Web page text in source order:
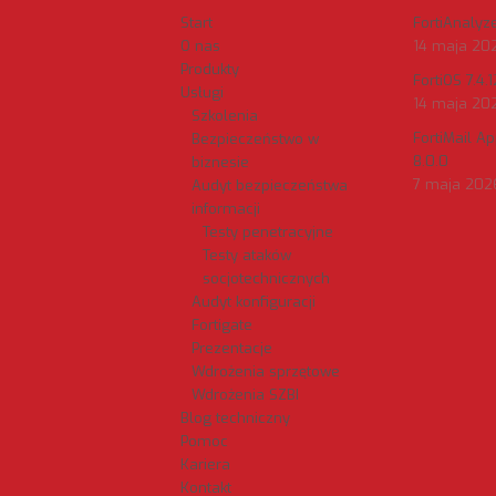
Start
O nas
Produkty
Usługi
Szkolenia
Bezpieczeństwo w
biznesie
Audyt bezpieczeństwa
informacji
Testy penetracyjne
Testy ataków
socjotechnicznych
Audyt konfiguracji
Fortigate
Prezentacje
Wdrożenia sprzętowe
Wdrożenia SZBI
Blog techniczny
Pomoc
Kariera
Kontakt
14 maja
FortiOS
14 maja
FortiMail
8.0.0
7 maja